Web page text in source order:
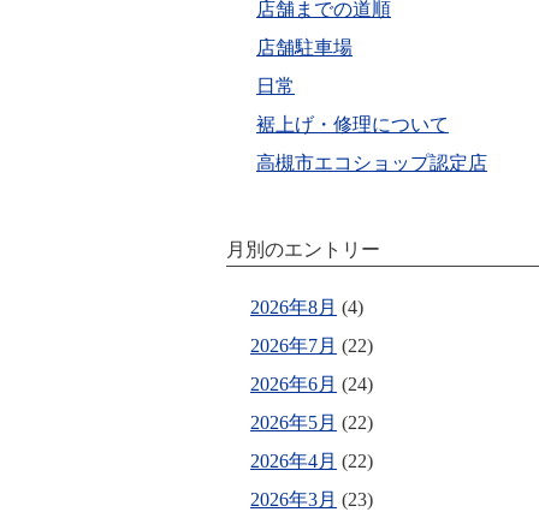
店舗までの道順
店舗駐車場
日常
裾上げ・修理について
高槻市エコショップ認定店
月別のエントリー
2026年8月 (4)
2026年7月 (22)
2026年6月 (24)
2026年5月 (22)
2026年4月 (22)
2026年3月 (23)